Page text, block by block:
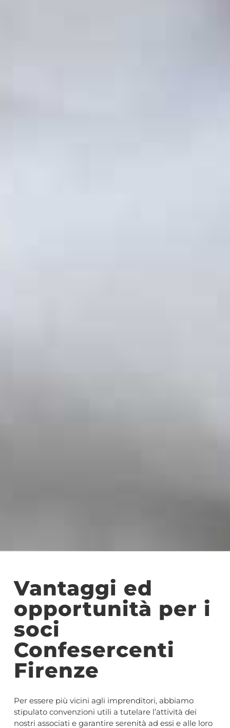
Vantaggi ed
opportunità per i
soci
Confesercenti
Firenze
Per essere più vicini agli imprenditori, abbiamo
stipulato convenzioni utili a tutelare l’attività dei
nostri associati e garantire serenità ad essi e alle loro